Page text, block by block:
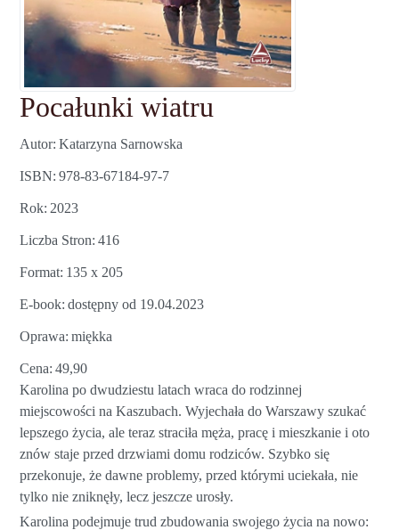
Pocałunki wiatru
Autor Katarzyna Sarnowska
ISBN 978-83-67184-97-7
Rok 2023
Liczba Stron 416
Format 135 x 205
E-book dostępny od 19.04.2023
Oprawa miękka
Cena 49,90
Karolina po dwudziestu latach wraca do rodzinnej
miejscowości na Kaszubach. Wyjechała do Warszawy szukać
lepszego życia, ale teraz straciła męża, pracę i mieszkanie i oto
znów staje przed drzwiami domu rodziców. Szybko się
przekonuje, że dawne problemy, przed którymi uciekała, nie
tylko nie zniknęły, lecz jeszcze urosły.
Karolina podejmuje trud zbudowania swojego życia na nowo: